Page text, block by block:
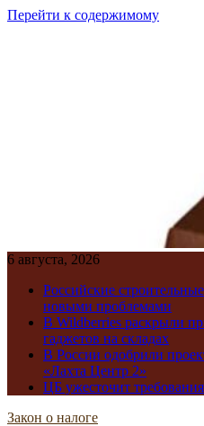
Перейти к содержимому
6 августа, 2026
Российские
новыми проблемами
В Wildberries раскрыли
гаджетов на складах
В России одобрили
«Лахта Центр 2»
ЦБ ужесточит
Закон о налоге